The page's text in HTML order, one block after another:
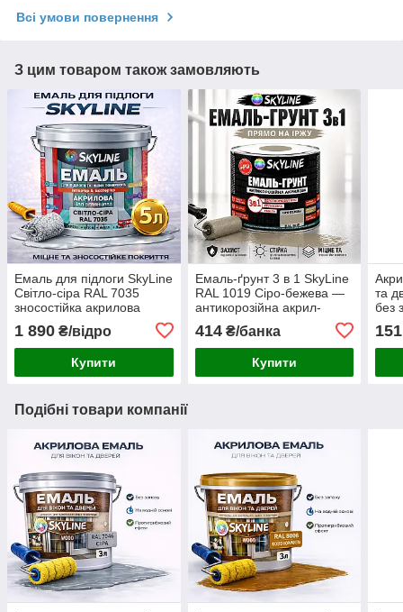
Всі умови повернення
З цим товаром також замовляють
Емаль для підлоги SkyLine
Світло-сіра RAL 7035
зносостійка акрилова
фарба для дерева, бетону
та металу, без запаху, 5 л
1 890 ₴/відро
Купити
Емаль-ґрунт 3 в 1 SkyLine
RAL 1019 Сіро-бежева —
антикорозійна акрил-
поліуретанова фарба по
металу без запаху, 0.9 кг
414₴/банка
Купити
та
без
151
Подібні товари компанії